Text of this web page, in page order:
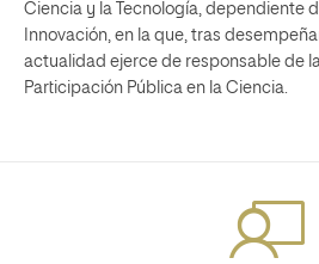
Ciencia y la Tecnología, dependiente
Innovación, en la que, tras
actualidad ejerce de responsable de
Participación Pública en la Ciencia.